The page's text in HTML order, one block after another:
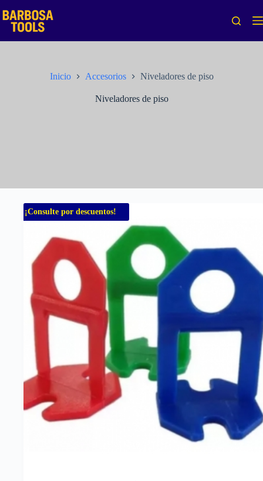
al
contenido
Inicio Accesorios Niveladores de piso
Niveladores de piso
¡Consulte por descuentos!